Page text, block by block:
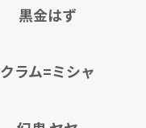
黒金はず
クラム=ミシャ